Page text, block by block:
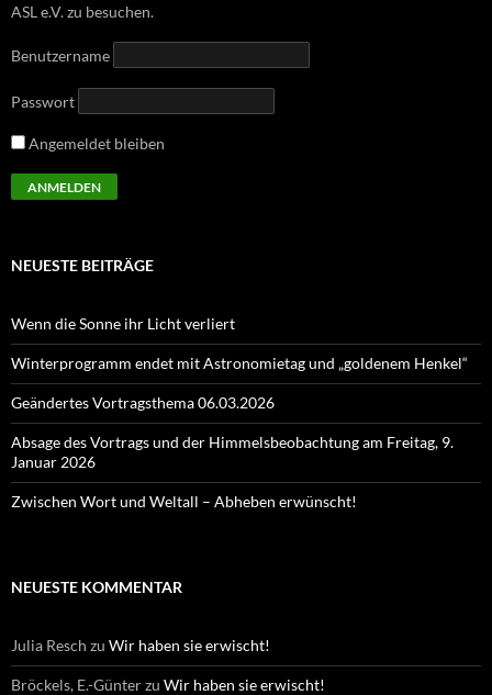
ASL e.V. zu besuchen.
Benutzername
Passwort
Angemeldet bleiben
NEUESTE BEITRÄGE
Wenn die Sonne ihr Licht verliert
Winterprogramm endet mit Astronomietag und „goldenem Henkel“
Geändertes Vortragsthema 06.03.2026
Absage des Vortrags und der Himmelsbeobachtung am Freitag, 9.
Januar 2026
Zwischen Wort und Weltall – Abheben erwünscht!
NEUESTE KOMMENTAR
Julia Resch zu Wir haben sie erwischt!
Bröckels, E.-Günterzu Wir haben sie erwischt!